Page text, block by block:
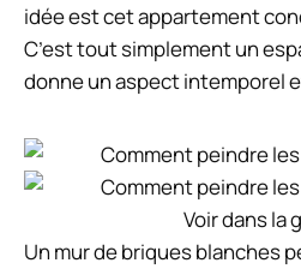
idée est cet appartement
C’est tout simplement un
donne un aspect intemporel
Voir dans la
Un mur de briques blanches